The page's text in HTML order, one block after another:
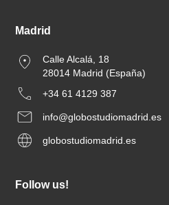
Madrid
Calle Alcalá, 18
28014 Madrid (España)
+34 61 4129 387
info@globostudiomadrid.es
globostudiomadrid.es
Follow us!